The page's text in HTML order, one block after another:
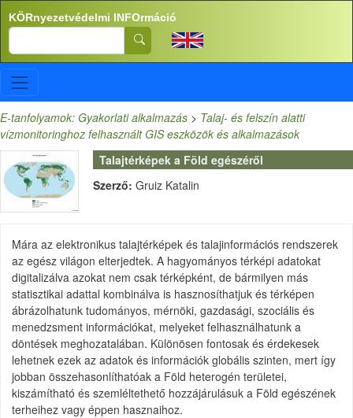
Ugrás a tartalomra
KÖRnyezetvédelmi INFOrmáció
Search
E-tanfolyamok: Gyakorlati alkalmazás > Talaj- és felszín alatti
vízmonitoringhoz felhasznált GIS eszközök és alkalmazások
Talajtérképek a Föld egészéről
Szerző: Gruiz Katalin
Mára az elektronikus talajtérképek és talajinformációs rendszerek
az egész világon elterjedtek. A hagyományos térképi adatokat
digitalizálva azokat nem csak térképként, de bármilyen más
statisztikai adattal kombinálva is hasznosíthatjuk és térképen
ábrázolhatunk tudományos, mérnöki, gazdasági, szociális és
menedzsment információkat, melyeket felhasználhatunk a
döntések meghozatalában. Különösen fontosak és érdekesek
lehetnek ezek az adatok és információk globális szinten, mert így
jobban összehasonlíthatóak a Föld heterogén területei,
kiszámítható és szemléltethető hozzájárulásuk a Föld egészének
terheihez vagy éppen hasznaihoz.